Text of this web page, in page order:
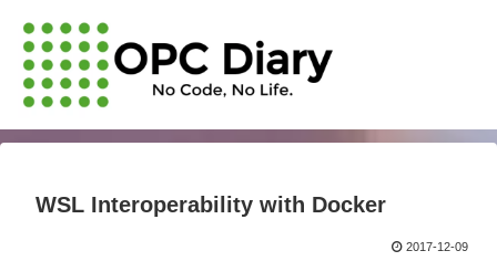
WSL Interoperability with Docker
2017-12-09